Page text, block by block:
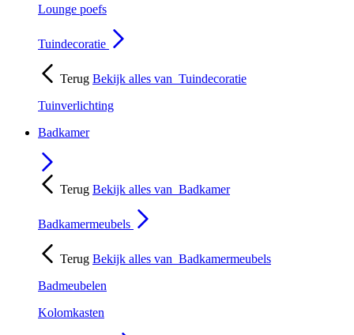
Lounge poefs
Tuindecoratie
Terug Bekijk alles van Tuindecoratie
Tuinverlichting
Badkamer
Terug Bekijk alles van Badkamer
Badkamermeubels
Terug Bekijk alles van Badkamermeubels
Badmeubelen
Kolomkasten